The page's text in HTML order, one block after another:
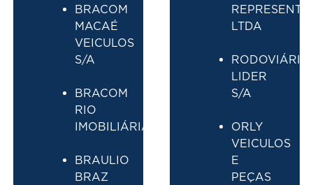
BRACOM
MACAÉ
VEICULOS
S/A
BRACOM
RIO
IMOBILIÁRIA S/A
BRAULIO
BRAZ
LTDA
RODOVIÁRIO
LIDER
S/A
ORLY
VEICULOS
E
PEÇAS